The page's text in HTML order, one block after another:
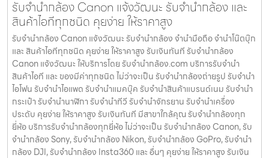
รับจำนำกล้อง Canon แจ้งวัฒนะ รับจํานํากล้อง และ
สินค้าไอทีทุกชนิด คุยง่าย ให้ราคาสูง
รับจำนำกล้อง Canon แจ้งวัฒนะ รับจํานํากล้อง จำนำมือถือ จำนำโน๊ตบุ๊ก
และ สินค้าไอทีทุกชนิด คุยง่าย ให้ราคาสูง รับเงินทันที รับจำนำกล้อง
Canon แจ้งวัฒนะ ให้บริการโดย รับจํานํากล้อง.com บริการรับจํานํา
สินค้าไอที และ ของมีค่าทุกชนิด ไม่ว่าจะเป็น รับจํานํากล้องถ่ายรูป รับจํานํา
ไอโฟน รับจํานําไอแพด รับจํานําแมคบุ๊ค รับจํานําสินค้าแบรนด์เนม รับจํานํา
กระเป๋า รับจํานํานาฬิกา รับจํานําทีวี รับจํานําจักรยาน รับจํานําเครื่อง
ประดับ คุยง่าย ให้ราคาสูง รับเงินทันที มีสาขาใกล้คุณ รับจำนำกล้องทุก
ยี่ห้อ บริการรับจำนำกล้องทุกยี่ห้อ ไม่ว่าจะเป็น รับจำนำกล้อง Canon, รับ
จำนำกล้อง Sony, รับจำนำกล้อง Nikon, รับจำนำกล้อง GoPro, รับจำนำ
กล้อง DJI, รับจำนำกล้อง Insta360 และ อื่นๆ คุยง่าย ให้ราคาสูง รับเงิน